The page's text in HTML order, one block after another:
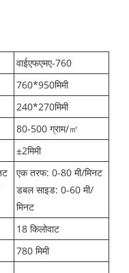
वाईएफएमए-760
760*950मिमी
240*270मिमी
80-500 ग्राम/㎡
±2मिमी
एक तरफ: 0-80 मी/मिनट
डबल साइड: 0-60 मी/
मिनट
18 किलोवाट
780 मिमी